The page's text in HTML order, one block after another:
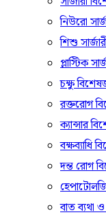
নিউরো
শিশু
প্লাস্টিক
চক্ষু
রক্তরোগ
ক্যান্সার
বক্ষব্যাধি
দন্ত রোগ
বাত ব্যথা